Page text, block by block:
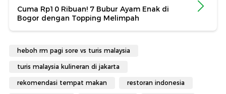
Cuma Rp10 Ribuan! 7 Bubur Ayam Enak di
Bogor dengan Topping Melimpah
heboh rm pagi sore vs turis malaysia
turis malaysia kulineran di jakarta
rekomendasi tempat makan restoran indonesia